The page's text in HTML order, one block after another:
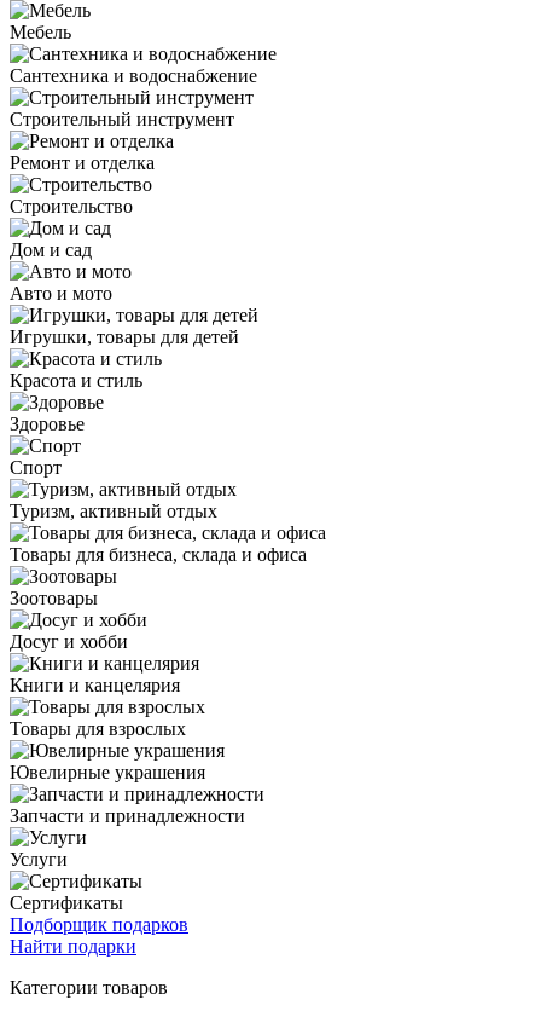
Мебель
Сантехника и водоснабжение
Строительный инструмент
Ремонт и отделка
Строительство
Дом и сад
Авто и мото
Игрушки, товары для детей
Красота и стиль
Здоровье
Спорт
Туризм, активный отдых
Товары для бизнеса, склада и офиса
Зоотовары
Досуг и хобби
Книги и канцелярия
Товары для взрослых
Ювелирные украшения
Запчасти и принадлежности
Услуги
Сертификаты
Подборщик подарков
Найти подарки
Категории товаров